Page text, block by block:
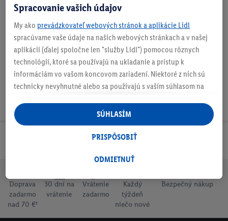
Na stiahnutie
Odoberaj Newsletter!
Doprava
zadarmo
nad 70 €¹
30 dní na
vrátenie
Vrátenie
zadarmo
Každý
týždeň
niečo nové
Bezpečný nákup
Spracovanie vašich údajov
My ako prevádzkovateľ webových stránok a aplikácie Lidl
spracúvame vaše údaje na našich webových stránkach a v našej
aplikácii (ďalej spoločne len "služby Lidl") pomocou rôznych
technológií, ktoré sa používajú na ukladanie a prístup k
informáciám vo vašom koncovom zariadení. Niektoré z nich sú
technicky nevyhnutné alebo sa používajú s vaším súhlasom na
personalizovanú reklamu v rámci služieb Lidl aj mimo nich. Ak
ste účastníkom programu Lidl Plus, na tieto účely sa spracúvajú
aj údaje z vášho nákupného správania v obchode.
následne si vytvoríte účet Lidl Plus alebo sa prihlásite do svojho
tiež vytvoriť špeciálny online identifikátor z e-mailovej adresy,
ktorú tam uvediete, aby sme vás mohli rozpoznať v službách
prevádzkovaných tretími stranami a zobrazovať vám
ODMIETNUŤ
PRISPÔSOBIŤ
SÚHLASÍM